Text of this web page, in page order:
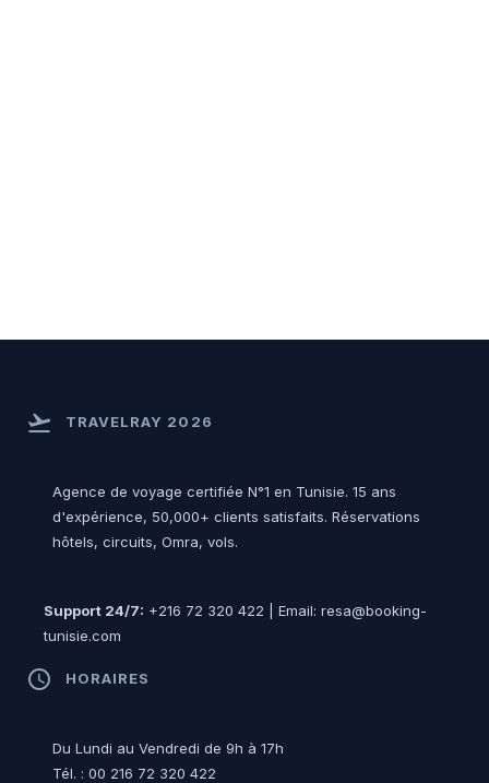
flight_takeoff TRAVELRAY 2026
Agence de voyage certifiée N°1 en Tunisie. 15 ans
d'expérience, 50,000+ clients satisfaits. Réservations
hôtels, circuits, Omra, vols.
Support 24/7: +216 72 320 422 | Email: resa@booking-
tunisie.com
access_time HORAIRES
Du Lundi au Vendredi de 9h à 17h
Tél. : 00 216 72 320 422